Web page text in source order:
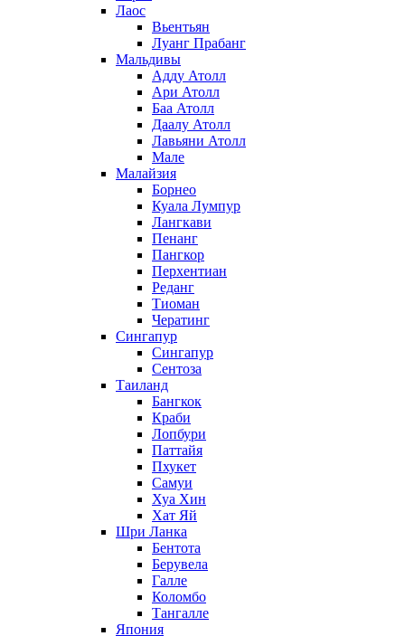
Лаос
Вьентьян
Луанг Прабанг
Мальдивы
Адду Атолл
Ари Атолл
Баа Атолл
Даалу Атолл
Лавьяни Атолл
Мале
Малайзия
Борнео
Куала Лумпур
Лангкави
Пенанг
Пангкор
Перхентиан
Реданг
Тиоман
Чератинг
Сингапур
Сингапур
Сентоза
Таиланд
Бангкок
Краби
Лопбури
Паттайя
Пхукет
Самуи
Хуа Хин
Хат Яй
Шри Ланка
Бентота
Берувела
Галле
Коломбо
Тангалле
Япония